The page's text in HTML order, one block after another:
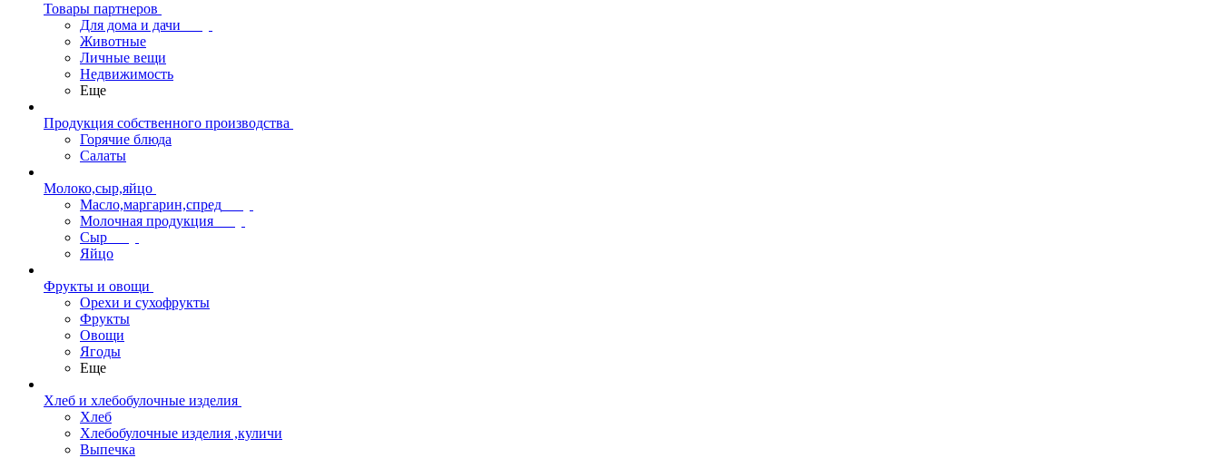
Товары партнеров
Для дома и дачи
Животные
Личные вещи
Недвижимость
Еще
Продукция собственного производства
Горячие блюда
Салаты
Молоко,сыр,яйцо
Масло,маргарин,спред
Молочная продукция
Сыр
Яйцо
Фрукты и овощи
Орехи и сухофрукты
Фрукты
Овощи
Ягоды
Еще
Хлеб и хлебобулочные изделия
Хлеб
Хлебобулочные изделия ,куличи
Выпечка